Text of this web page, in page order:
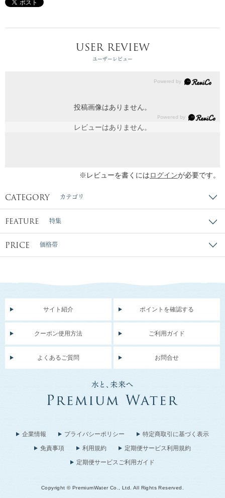
USER REVIEW
ユーザーレビュー
投稿画像はありません。
レビューはありません。
※レビューを書くにはログインが必要です。
CATEGORY カテゴリ
FEATURE 特集
PRICE 価格帯
サイト紹介 ポイントを確認する
クーポン使用方法 ご利用ガイド
よくあるご質問 お問合せ
企業情報 プライバシーポリシー
特定商取引に基づく表示
免責事項
利用規約
定期便サービス利用規約
定期便サービスご利用ガイド
Copyright © PremiumWater Co., Ltd. All Rights Reserved.